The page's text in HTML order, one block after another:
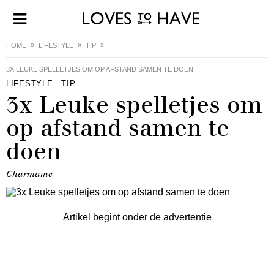
HOME LIFESTYLE TIP
3X LEUKE SPELLETJES OM OP AFSTAND SAMEN TE DOEN
LIFESTYLE TIP
3x Leuke spelletjes om
op afstand samen te
doen
Charmaine
Artikel begint onder de advertentie